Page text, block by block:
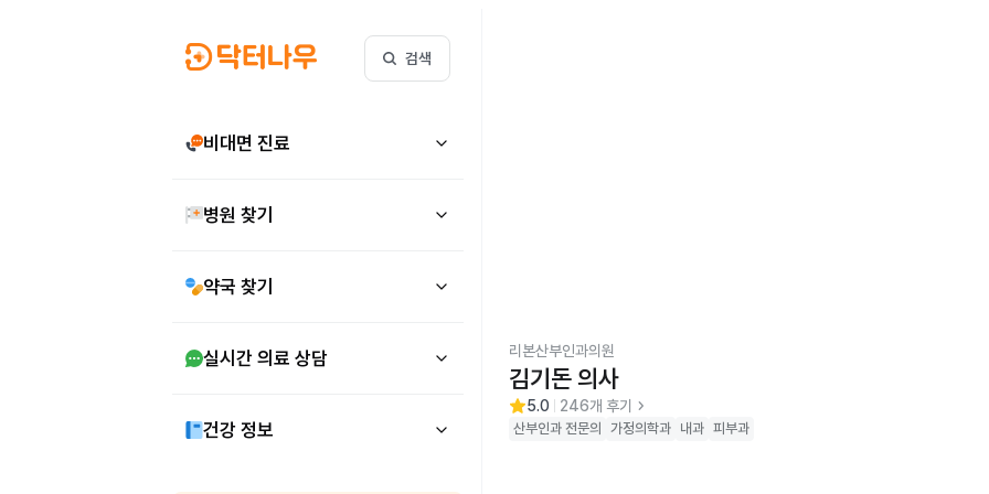
검색
비대면 진료
병원 찾기
약국 찾기
실시간 의료 상담
건강 정보
리본산부인과의원
김기돈 의사
5.0 246개 후기 chevron_right
산부인과 전문의 가정의학과 내과 피부과